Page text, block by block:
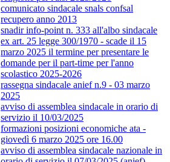
comunicato sindacale snals confsal
recupero anno 2013
snadir info-point n. 333 all'albo sindacale
ex art. 25 legge 300/1970 - scade il 15
marzo 2025 il termine per presentare le
domande per il part-time per l'anno
scolastico 2025-2026
rassegna sindacale anief n.9 - 03 marzo
2025
avviso di assemblea sindacale in orario di
servizio il 10/03/2025
formazioni posizioni economiche ata -
giovedì 6 marzo 2025 ore 16.00
avviso di assemblea sindacale nazionale in